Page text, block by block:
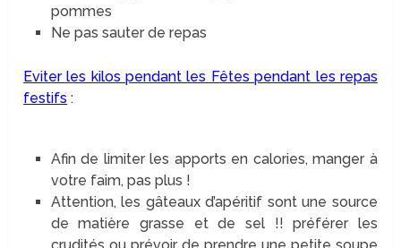
pommes
Ne pas sauter de repas
Eviter les kilos pendant les Fêtes pendant les repas
festifs :
Afin de limiter les apports en calories, manger à
votre faim, pas plus !
Attention, les gâteaux d’apéritif sont une source
de matière grasse et de sel !! préférer les